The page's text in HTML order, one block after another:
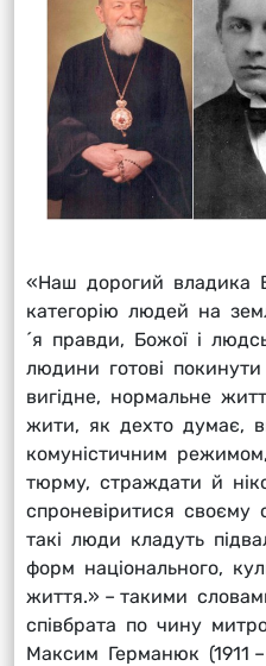
«Наш дорогий владика
категорію людей на
´я правди, Божої і
людини готові
вигідне, нормальне
жити, як дехто думає,
комуністичним
тюрму, страждати й
спроневіритися своєму
такі люди кладуть
форм національного,
життя.» – такими
співбрата по чину
Максим Германюк (1911 –